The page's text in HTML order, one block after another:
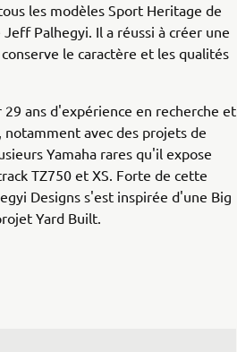
les modèles Sport Heritage de
Palhegyi. Il a réussi à créer une
le caractère et les qualités
ans d'expérience en recherche et
avec des projets de
Yamaha rares qu'il expose
TZ750 et XS. Forte de cette
Designs s'est inspirée d'une Big
Yard Built.